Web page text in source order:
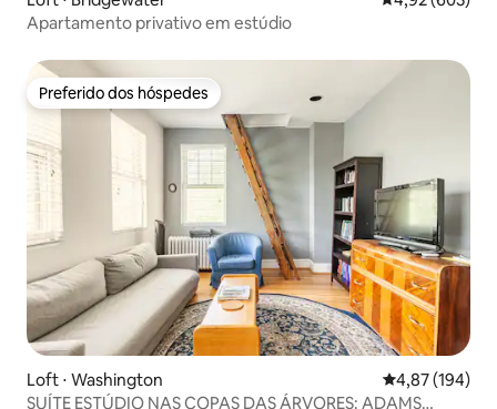
Apartamento privativo em estúdio
Preferido dos hóspedes
Preferido dos hóspedes
Loft ⋅ Washington 4,87 de uma
4,87 (194)
SUÍTE ESTÚDIO NAS COPAS DAS ÁRVORES: ADAMS